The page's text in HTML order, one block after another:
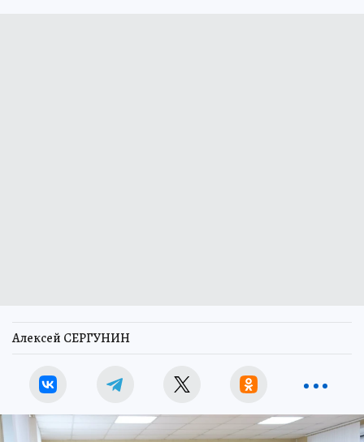
Алексей СЕРГУНИН